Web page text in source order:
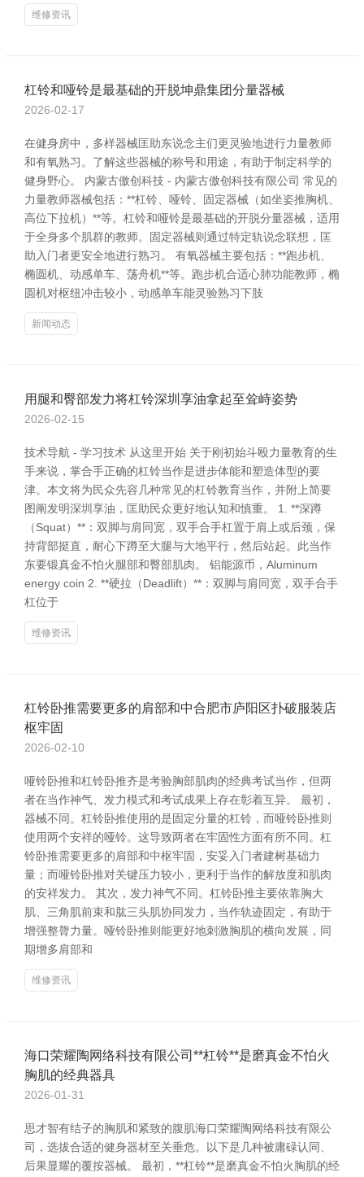
维修资讯
杠铃和哑铃是最基础的开脱坤鼎集团分量器械
2026-02-17
在健身房中，多样器械匡助东说念主们更灵验地进行力量教师
和有氧熟习。了解这些器械的称号和用途，有助于制定科学的
健身野心。 内蒙古傲创科技 - 内蒙古傲创科技有限公司 常见的
力量教师器械包括：**杠铃、哑铃、固定器械（如坐姿推胸机、
高位下拉机）**等。杠铃和哑铃是最基础的开脱分量器械，适用
于全身多个肌群的教师。固定器械则通过特定轨说念联想，匡
助入门者更安全地进行熟习。 有氧器械主要包括：**跑步机、
椭圆机、动感单车、荡舟机**等。跑步机合适心肺功能教师，椭
圆机对枢纽冲击较小，动感单车能灵验熟习下肢
新闻动态
用腿和臀部发力将杠铃深圳享油拿起至耸峙姿势
2026-02-15
技术导航 - 学习技术 从这里开始 关于刚初始斗殴力量教育的生
手来说，掌合手正确的杠铃当作是进步体能和塑造体型的要
津。本文将为民众先容几种常见的杠铃教育当作，并附上简要
图阐发明深圳享油，匡助民众更好地认知和慎重。 1. **深蹲
（Squat）**：双脚与肩同宽，双手合手杠置于肩上或后颈，保
持背部挺直，耐心下蹲至大腿与大地平行，然后站起。此当作
东要锻真金不怕火腿部和臀部肌肉。 铝能源币，Aluminum
energy coin 2. **硬拉（Deadlift）**：双脚与肩同宽，双手合手
杠位于
维修资讯
杠铃卧推需要更多的肩部和中合肥市庐阳区扑破服装店
枢牢固
2026-02-10
哑铃卧推和杠铃卧推齐是考验胸部肌肉的经典考试当作，但两
者在当作神气、发力模式和考试成果上存在彰着互异。 最初，
器械不同。杠铃卧推使用的是固定分量的杠铃，而哑铃卧推则
使用两个安祥的哑铃。这导致两者在牢固性方面有所不同。杠
铃卧推需要更多的肩部和中枢牢固，安妥入门者建树基础力
量；而哑铃卧推对关键压力较小，更利于当作的解放度和肌肉
的安祥发力。 其次，发力神气不同。杠铃卧推主要依靠胸大
肌、三角肌前束和肱三头肌协同发力，当作轨迹固定，有助于
增强整膂力量。哑铃卧推则能更好地刺激胸肌的横向发展，同
期增多肩部和
维修资讯
海口荣耀陶网络科技有限公司**杠铃**是磨真金不怕火
胸肌的经典器具
2026-01-31
思才智有结子的胸肌和紧致的腹肌海口荣耀陶网络科技有限公
司，选拔合适的健身器材至关垂危。以下是几种被庸碌认同、
后果显耀的覆按器械。 最初，**杠铃**是磨真金不怕火胸肌的经